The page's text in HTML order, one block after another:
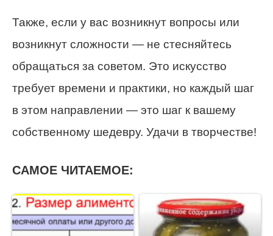
Также, если у вас возникнут вопросы или
возникнут сложности — не стесняйтесь
обращаться за советом. Это искусство
требует времени и практики, но каждый шаг
в этом направлении — это шаг к вашему
собственному шедевру. Удачи в творчестве!
САМОЕ ЧИТАЕМОЕ: